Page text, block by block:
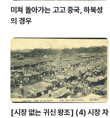
미쳐 돌아가는 고고 중국, 하북성
의 경우
[시장 없는 귀신 왕조] (4) 시장 자